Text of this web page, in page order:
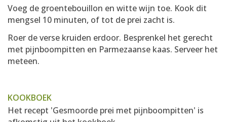
Voeg de groentebouillon en witte wijn toe. Kook dit
mengsel 10 minuten, of tot de prei zacht is.
Roer de verse kruiden erdoor. Besprenkel het gerecht
met pijnboompitten en Parmezaanse kaas. Serveer het
meteen.
KOOKBOEK
Het recept 'Gesmoorde prei met pijnboompitten' is